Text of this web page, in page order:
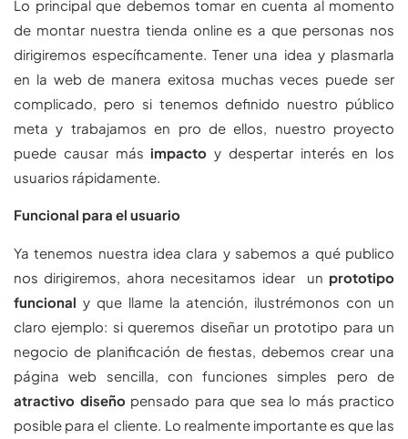
Lo principal que debemos tomar en cuenta al momento
de montar nuestra tienda online es a que personas nos
dirigiremos específicamente. Tener una idea y plasmarla
en la web de manera exitosa muchas veces puede ser
complicado, pero si tenemos definido nuestro público
meta y trabajamos en pro de ellos, nuestro proyecto
puede causar más impacto y despertar interés en los
usuarios rápidamente.
Funcional para el usuario
Ya tenemos nuestra idea clara y sabemos a qué publico
nos dirigiremos, ahora necesitamos idear un prototipo
funcional y que llame la atención, ilustrémonos con un
claro ejemplo: si queremos diseñar un prototipo para un
negocio de planificación de fiestas, debemos crear una
página web sencilla, con funciones simples pero de
atractivo diseñopensado para que sea lo más practico
posible para el cliente. Lo realmente importante es que las